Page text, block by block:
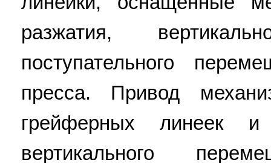
разжатия,
поступательного
пресса. Привод
грейферных линеек
вертикального